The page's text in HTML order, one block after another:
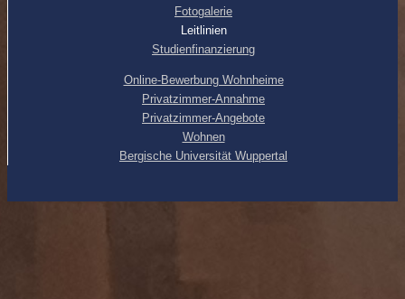
Fotogalerie
Leitlinien
Studienfinanzierung
Online-Bewerbung Wohnheime
Privatzimmer-Annahme
Privatzimmer-Angebote
Wohnen
Bergische Universität Wuppertal